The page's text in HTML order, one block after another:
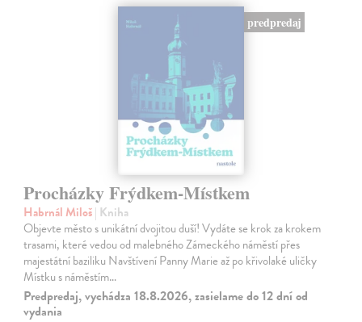
predpredaj
Procházky Frýdkem-Místkem
Habrnál Miloš| Kniha
Objevte město s unikátní dvojitou duší! Vydáte se krok za krokem
trasami, které vedou od malebného Zámeckého náměstí přes
majestátní baziliku Navštívení Panny Marie až po křivolaké uličky
Místku s náměstím…
Predpredaj, vychádza 18.8.2026, zasielame do 12 dní od
vydania